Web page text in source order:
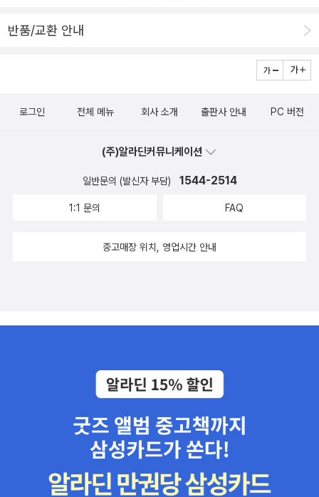
반품/교환 안내
로그인 전체 메뉴 회사 소개 출판사 안내 PC 버전
(주)알라딘커뮤니케이션
일반문의 (발신자 부담) 1544-2514
1:1 문의 FAQ
중고매장 위치, 영업시간 안내